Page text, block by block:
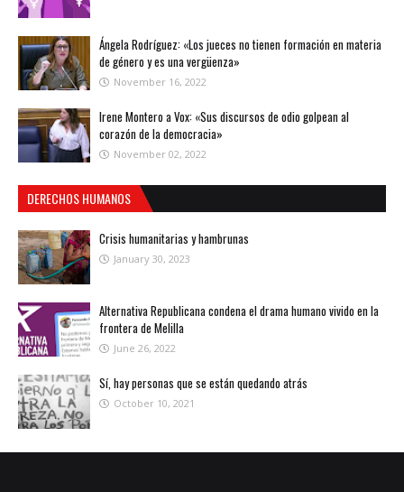
Ángela Rodríguez: «Los jueces no tienen formación en materia
de género y es una vergüenza»
November 16, 2022
Irene Montero a Vox: «Sus discursos de odio golpean al
corazón de la democracia»
November 02, 2022
DERECHOS HUMANOS
Crisis humanitarias y hambrunas
January 30, 2023
Alternativa Republicana condena el drama humano vivido en la
frontera de Melilla
June 26, 2022
Sí, hay personas que se están quedando atrás
October 10, 2021